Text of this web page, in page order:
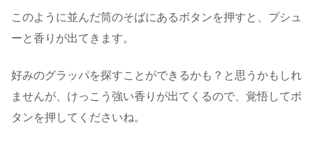
このように並んだ筒のそばにあるボタンを押すと、プシュ
ーと香りが出てきます。
好みのグラッパを探すことができるかも？と思うかもしれ
ませんが、けっこう強い香りが出てくるので、覚悟してボ
タンを押してくださいね。